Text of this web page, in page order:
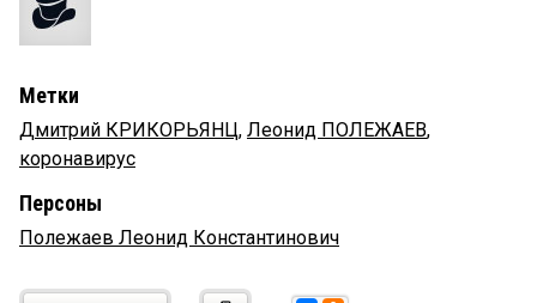
Метки
Дмитрий КРИКОРЬЯНЦ, Леонид ПОЛЕЖАЕВ,
коронавирус
Персоны
Полежаев Леонид Константинович